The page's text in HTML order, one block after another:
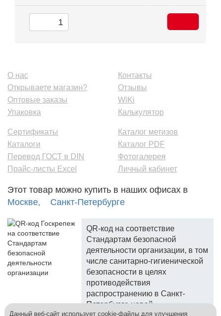
О нас
Открываете магазин?
Оптовые заказы
Упаковка
Контакты
Отзывы
WiKi
Калькулятор
Сертификаты
Каталоги
Перевод ГОСТ в DIN
Прайс-листы Excel
Каталог метизов
Каталог PDF
Фотогалерея
Личный кабинет
Этот товар можно купить в наших офисах в
Москве,
Санкт-Петербурге
QR-код на соответствие
Стандартам безопасной
деятельности организации, в том
числе санитарно-гигиенической
безопасности в целях
противодействия
распространению в Санкт-
Петербурге новой
Данный веб-сайт использует cookie-файлы для улучшения